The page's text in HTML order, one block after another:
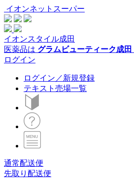
イオンネットスーパー
イオンスタイル成田
医薬品は グラムビューティーク成田
ログイン
ログイン／新規登録
テキスト売場一覧
通常配送便
先取り配送便